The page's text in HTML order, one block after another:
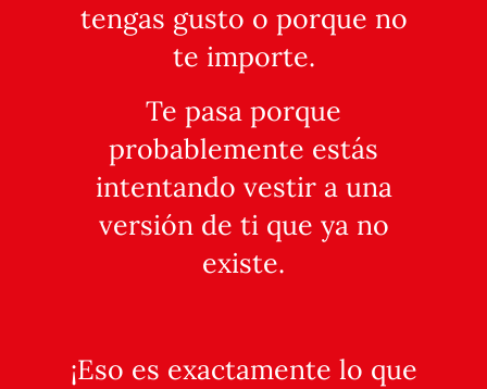
tengas gusto o porque no
te importe.
Te pasa porque
probablemente estás
intentando vestir a una
versión de ti que ya no
existe.
¡Eso es exactamente lo que